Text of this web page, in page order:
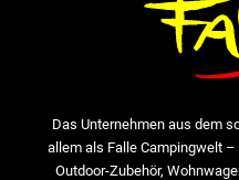
Das Unternehmen aus dem
allem als Falle Campingwelt
Outdoor-Zubehör,